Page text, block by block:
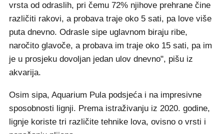
vrsta od odraslih, pri čemu 72% njihove prehrane čine
različiti rakovi, a probava traje oko 5 sati, pa love više
puta dnevno. Odrasle sipe uglavnom biraju ribe,
naročito glavoče, a probava im traje oko 15 sati, pa im
je u prosjeku dovoljan jedan ulov dnevno", pišu iz
akvarija.
Osim sipa, Aquarium Pula podsjeća i na impresivne
sposobnosti lignji. Prema istraživanju iz 2020. godine,
lignje koriste tri različite tehnike lova, ovisno o vrsti i